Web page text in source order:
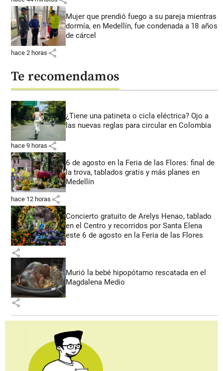
Mujer que prendió fuego a su pareja mientras
dormía, en Medellín, fue condenada a 18 años
de cárcel
hace 2 horas share
Te recomendamos
¿Tiene una patineta o cicla eléctrica? Ojo a
las nuevas reglas para circular en Colombia
hace 9 horas share
6 de agosto en la Feria de las Flores: final de
la trova, tablados gratis y más planes en
Medellín
hace 12 horas share
Concierto gratuito de Arelys Henao, tablado
en el Centro y recorridos por Santa Elena
este 6 de agosto en la Feria de las Flores
share
Murió la bebé hipopótamo rescatada en el
Magdalena Medio
share